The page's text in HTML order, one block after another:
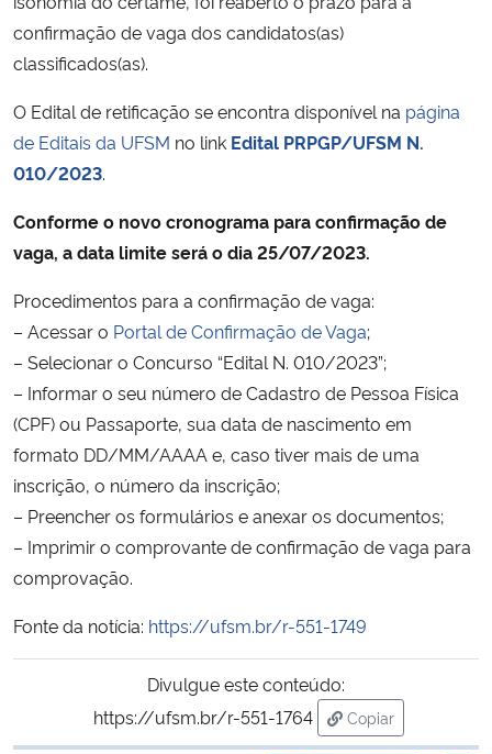
Ministério da Mulher, da Família e dos Direitos Humanos
Secretaria de Governo
Advocacia-Geral da União
Banco Central do Brasil
Planalto
confirmação de vaga dos candidatos(as)
classificados(as).
O Edital de retificação se encontra disponível na página
de Editais da UFSM no link Edital PRPGP/UFSM N.
010/2023.
Conforme o novo cronograma para confirmação de
vaga, a data limite será o dia 25/07/2023.
Procedimentos para a confirmação de vaga:
– Acessar o Portal de Confirmação de Vaga;
– Selecionar o Concurso “Edital N. 010/2023”;
– Informar o seu número de Cadastro de Pessoa Física
(CPF) ou Passaporte, sua data de nascimento em
formato DD/MM/AAAA e, caso tiver mais de uma
inscrição, o número da inscrição;
– Preencher os formulários e anexar os documentos;
– Imprimir o comprovante de confirmação de vaga para
comprovação.
Fonte da notícia: https://ufsm.br/r-551-1749
Divulgue este conteúdo:
https://ufsm.br/r-551-1764
Copiar
para área de